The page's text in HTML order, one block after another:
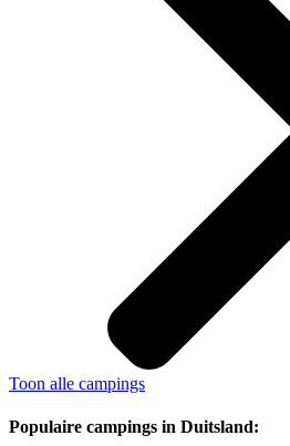
Toon alle campings
Populaire campings in Duitsland: